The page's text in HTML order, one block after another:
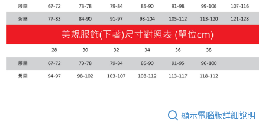
顯示電腦版詳細說明